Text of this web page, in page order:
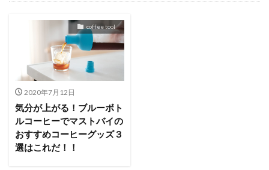
coffee tool
2020年7月12日
気分が上がる！ブルーボト
ルコーヒーでマストバイの
おすすめコーヒーグッズ３
選はこれだ！！